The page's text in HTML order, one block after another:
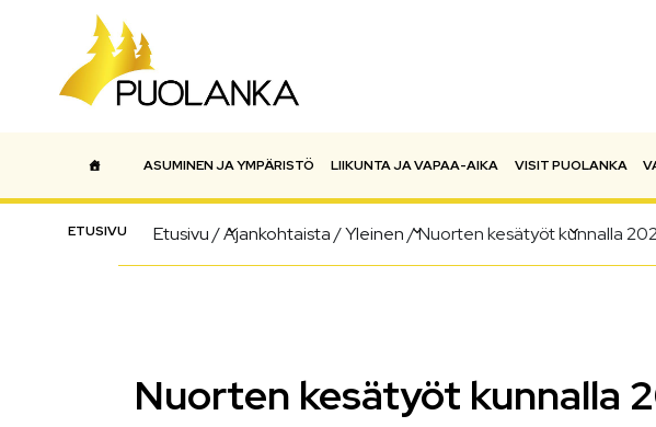
Päävalikko
ETUSIVU
ASUMINEN JA YMPÄRISTÖ LIIKUNTA JA VAPAA-AIKA VISIT PUOLANKA
Etusivu/Ajankohtaista/Yleinen/Nuorten kesätyöt kunnalla
Nuorten kesätyöt kunnalla